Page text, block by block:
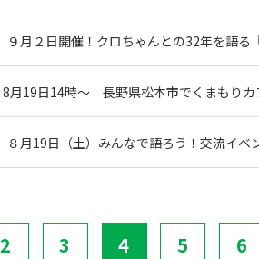
９月２日開催！クロちゃんとの32年を語る
8月19日14時～ 長野県松本市でくまもり
８月19日（土）みんなで語ろう！交流イベ
2 3 4 5 6